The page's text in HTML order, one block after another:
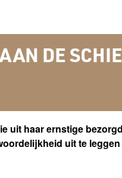
DE
uit haar ernstige
uit te